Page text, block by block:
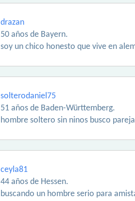
drazan
50 años de Bayern.
soy un chico honesto que vive en
solterodaniel75
51 años de Baden-Württemberg.
hombre soltero sin ninos busco
ceyla81
44 años de Hessen.
buscando un hombre serio para